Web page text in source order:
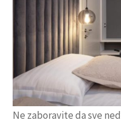
Ne zaboravite da sve